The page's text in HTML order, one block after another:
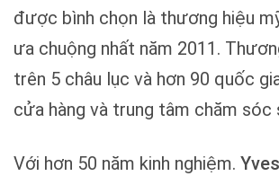
được bình chọn là thương hiệu
ưa chuộng nhất năm 2011.
trên 5 châu lục và hơn 90 quốc
cửa hàng và trung tâm chăm sóc
Với hơn 50 năm kinh nghiệm.